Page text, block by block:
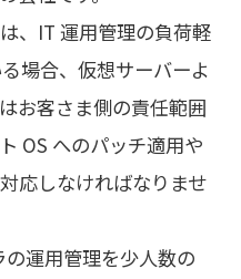
、IT 運用管理の負荷軽
場合、仮想サーバーよ
お客さま側の責任範囲
OS へのパッチ適用や
応しなければなりませ
運用管理を少人数の